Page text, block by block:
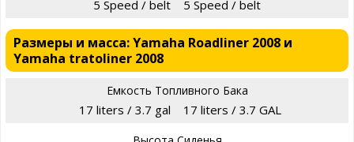
5 Speed / belt 5 Speed / belt
Размеры и масса: Yamaha Roadliner 2008 и
Yamaha tratoliner 2008
Емкость Топливного Бака
17 liters / 3.7 gal 17 liters / 3.7 GAL